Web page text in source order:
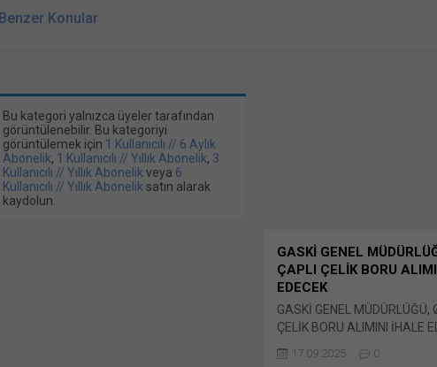
Benzer Konular
Bu kategori yalnızca üyeler tarafından
görüntülenebilir. Bu kategoriyi
görüntülemek için 1 Kullanıcılı // 6 Aylık
Abonelik, 1 Kullanıcılı // Yıllık Abonelik, 3
Kullanıcılı // Yıllık Abonelik veya 6
Kullanıcılı // Yıllık Abonelik satın alarak
kaydolun.
GASKİ GENEL
ÇAPLI ÇELİK BORU
EDECEK
GASKİ GENEL
ÇELİK BORU ALIMINI İHALE
Su ve Kanalizasyon İdaresi
Müdürlüğü tarafından ihtiyaç
17.09.2025 0